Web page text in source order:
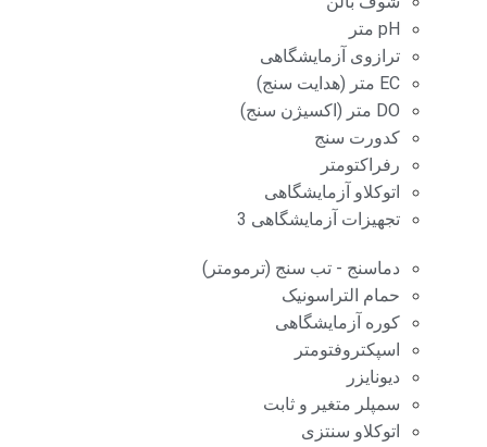
pH متر
ترازوی آزمایشگاهی
EC متر (هدایت سنج)
DO متر (اکسیژن سنج)
کدورت سنج
رفراکتومتر
اتوکلاو آزمایشگاهی
تجهیزات آزمایشگاهی 3
دماسنج - تب سنج (ترمومتر)
حمام التراسونیک
کوره آزمایشگاهی
اسپکتروفتومتر
دیونایزر
سمپلر متغیر و ثابت
اتوکلاو سنتزی